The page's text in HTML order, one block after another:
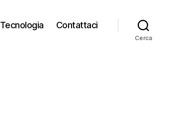
Tecnologia Contattaci
Cerca